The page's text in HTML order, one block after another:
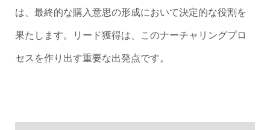
は、最終的な購入意思の形成において決定的な役割を
果たします。リード獲得は、このナーチャリングプロ
セスを作り出す重要な出発点です。